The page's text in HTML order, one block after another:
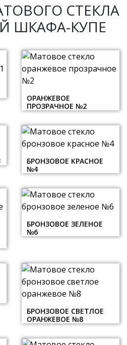
СТЕКЛА
ШКАФА-КУПЕ
ОРАНЖЕВОЕ
ПРОЗРАЧНОЕ №2
БРОНЗОВОЕ КРАСНОЕ
№4
БРОНЗОВОЕ ЗЕЛЕНОЕ
№6
БРОНЗОВОЕ СВЕТЛОЕ
ОРАНЖЕВОЕ №8